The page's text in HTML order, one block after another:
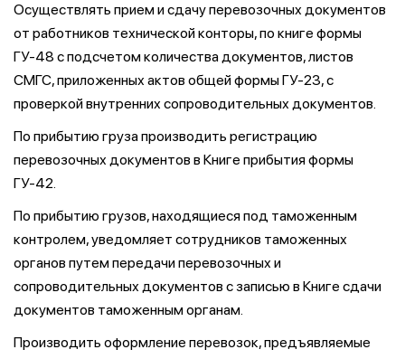
Осуществлять прием и сдачу перевозочных документов
от работников технической конторы, по книге формы
ГУ-48 с подсчетом количества документов, листов
СМГС, приложенных актов общей формы ГУ-23, с
проверкой внутренних сопроводительных документов.
По прибытию груза производить регистрацию
перевозочных документов в Книге прибытия формы
ГУ-42.
По прибытию грузов, находящиеся под таможенным
контролем, уведомляет сотрудников таможенных
органов путем передачи перевозочных и
сопроводительных документов с записью в Книге сдачи
документов таможенным органам.
Производить оформление перевозок, предъявляемые